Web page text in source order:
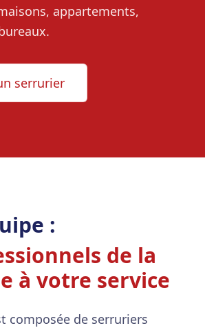
appartements,
serrurier
:
de la
à votre service
composée de serruriers